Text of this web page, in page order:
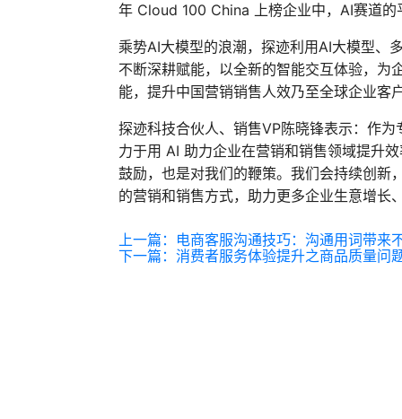
年 Cloud 100 China 上榜企业中，AI赛道
乘势AI大模型的浪潮，探迹利用AI大模型、
不断深耕赋能，以全新的智能交互体验，为
能，提升中国营销销售人效乃至全球企业客
探迹科技合伙人、销售VP陈晓锋表示：作
力于用 AI 助力企业在营销和销售领域提升
鼓励，也是对我们的鞭策。我们会持续创新
的营销和销售方式，助力更多企业生意增长
上一篇：
电商客服沟通技巧：沟通用词带来
下一篇： 消费者服务体验提升之商品质量问